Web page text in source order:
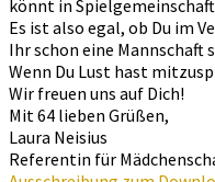
könnt in
Es ist also egal, ob Du im
Ihr schon eine Mannschaft
Wenn Du Lust hast
Wir freuen uns auf Dich!
Mit 64 lieben Grüßen,
Laura Neisius
Referentin für